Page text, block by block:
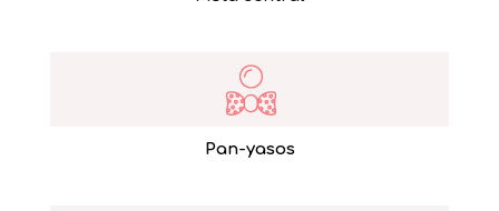
Pan-yasos